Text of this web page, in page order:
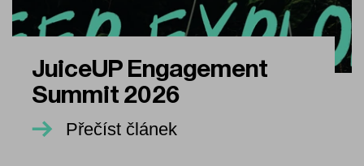
JuiceUP Engagement
Summit 2026
Přečíst článek